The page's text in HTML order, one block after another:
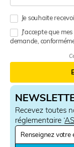
Recevez toutes
réglementaire ‘
N
Je souhaite
J'accepte que
demande,